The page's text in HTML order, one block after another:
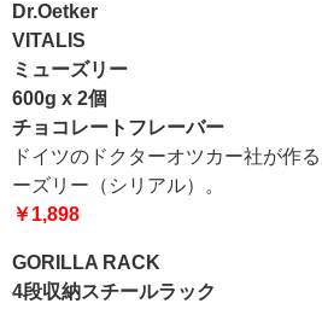
Dr.Oetker
VITALIS
ミューズリー
600g x 2個
チョコレートフレーバー
ドイツのドクターオツカー社が作
ーズリー（シリアル）。
￥1,898
GORILLA RACK
4段収納スチールラック